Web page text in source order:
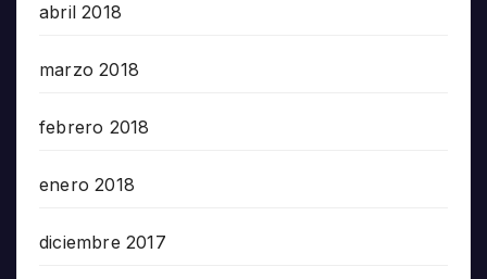
abril 2018
marzo 2018
febrero 2018
enero 2018
diciembre 2017